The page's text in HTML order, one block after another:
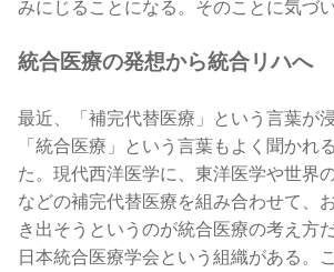
みにじることになる。そのことに気づ
統合医療の発想から統合リハへ
最近、「補完代替医療」という言葉が
「統合医療」という言葉もよく聞かれ
た。現代西洋医学に、東洋医学や世界
などの補完代替医療を組み合わせて、
き出そうというのが統合医療の考え方だ
日本統合医療学会という組織がある。